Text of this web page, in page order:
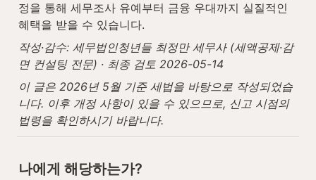
정을 통해 세무조사 유예부터 금융 우대까지 실질적인
혜택을 받을 수 있습니다.
작성·감수: 세무법인청년들 최정만 세무사 (세액공제·감
면 컨설팅 전문) · 최종 검토 2026-05-14
이 글은 2026년 5월 기준 세법을 바탕으로 작성되었습
니다. 이후 개정 사항이 있을 수 있으므로, 신고 시점의
법령을 확인하시기 바랍니다.
나에게 해당하는가?